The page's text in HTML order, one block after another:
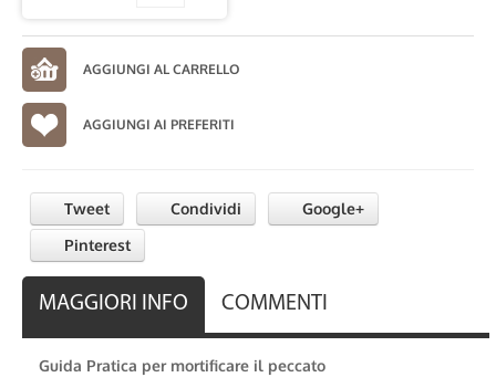
AGGIUNGI AI PREFERITI
Tweet Condividi
Google+
Pinterest
MAGGIORI INFO COMMENTI
Guida Pratica per mortificare il peccato